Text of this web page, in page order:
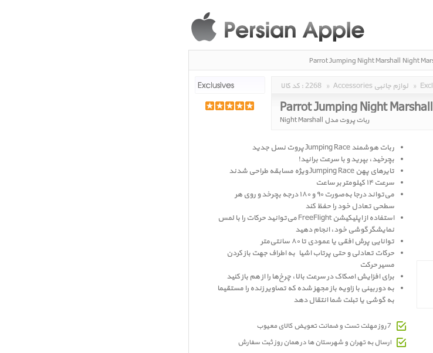
Parrot Jumping Night Marshall
کد کالا : 2268 » Accessories لوازم جانبی »
Parrot Jumping Night Marshall
ربات پروت مدل Night Marshall
ربات هوشمند Jumping Race پروت نسل جدید
بچرخید، بپرید و با سرعت برانید!
تایرهای پهن Jumping Race ویژه مسابقه طراحی شدند
سرعت ۱۴ کیلومتر بر ساعت
می‌تواند درجا به‌صورت ۹۰ و ۱۸۰ درجه بچرخد و روی هر
سطحی تعادل خود را حفظ کند
استفاده از اپلیکیشن FreeFlight می‌توانید حرکات را با لمس
نمایشگر گوشی خود، انجام دهید
توانایی پرش افقی یا عمودی تا ۸۰ سانتی‌متر
حرکات تعادلی و حتی پرتاب اشیاء به اطراف جهت باز کردن
مسیر حرکت
برای افزایش اصکاک در سرعت‌ بالا، چرخ‌ها را از هم باز کنید
به دوربینی با زاویه باز مجهز شده که تصاویر زنده را مستقیما
به گوشی یا تبلت شما انتقال دهد
7 روز مهلت تست و ضمانت تعویض کالای معیوب
ارسال به تهران و شهرستان ها در همان روز ثبت سفارش